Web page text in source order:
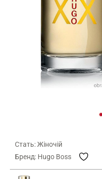
Стать: Жіночій
Бренд: Hugo Boss